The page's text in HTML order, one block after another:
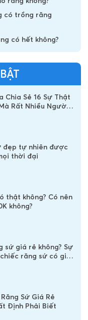
có trồng răng
có hết không?
Chia Sẻ 16 Sự Thật
Rất Nhiều Người
đẹp tự nhiên được
thời đại
thật không? Có nên
không?
sứ giá rẻ không? Sự
răng sứ có giá
Sứ Giá Rẻ
Định Phải Biết